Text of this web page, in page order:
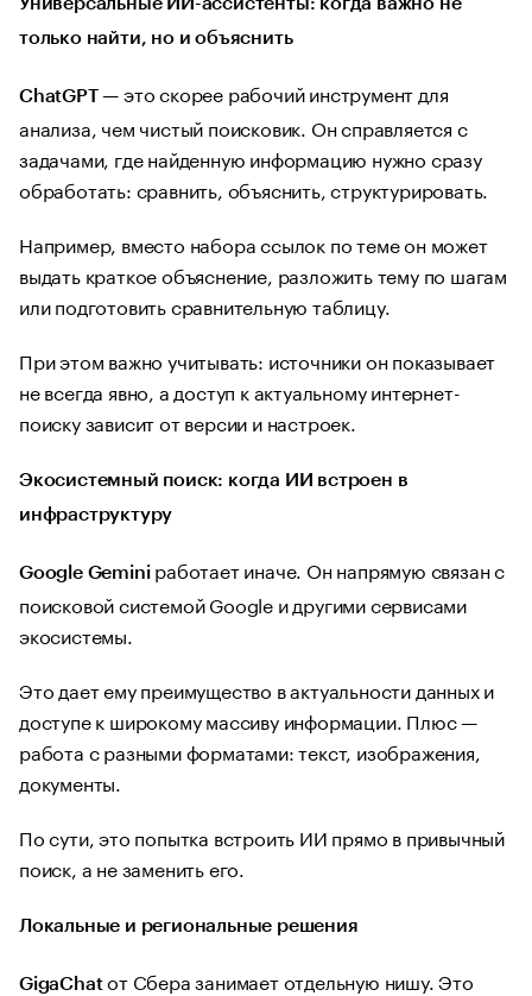
только найти, но и объяснить
ChatGPT— это скорее рабочий инструмент для
анализа, чем чистый поисковик. Он справляется с
задачами, где найденную информацию нужно сразу
обработать: сравнить, объяснить, структурировать.
Например, вместо набора ссылок по теме он может
выдать краткое объяснение, разложить тему по шагам
или подготовить сравнительную таблицу.
При этом важно учитывать: источники он показывает
не всегда явно, а доступ к актуальному интернет-
поиску зависит от версии и настроек.
Экосистемный поиск: когда ИИ встроен в
инфраструктуру
Google Gemini работает иначе. Он напрямую связан с
поисковой системой Google и другими сервисами
экосистемы.
Это дает ему преимущество в актуальности данных и
доступе к широкому массиву информации. Плюс —
работа с разными форматами: текст, изображения,
документы.
По сути, это попытка встроить ИИ прямо в привычный
поиск, а не заменить его.
Локальные и региональные решения
GigaChatот Сбера занимает отдельную нишу. Это